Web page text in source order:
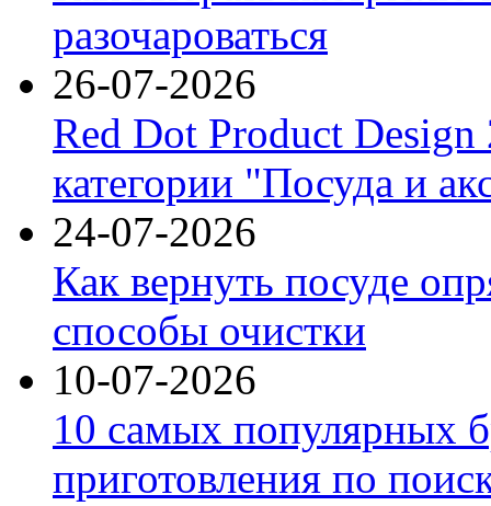
разочароваться
26-07-2026
Red Dot Product Design
категории "Посуда и
24-07-2026
Как вернуть посуде
способы очистки
10-07-2026
10 самых популярных
приготовления по